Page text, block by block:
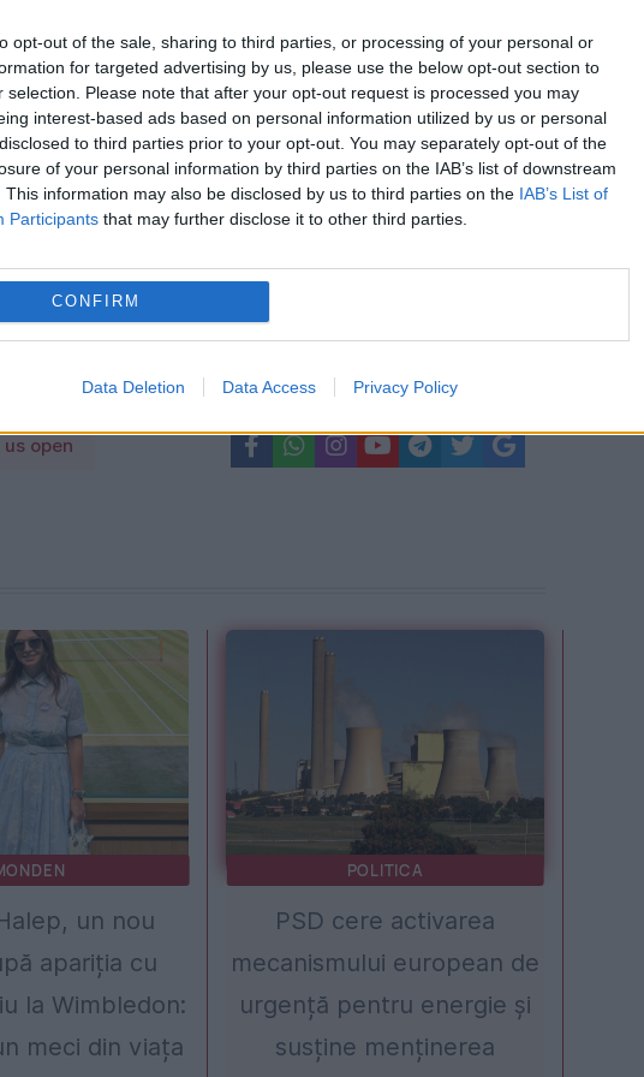
opt-out of the sale, sharing to third parties, or processing of your personal or
for targeted advertising by us, please use the below opt-out section to
selection. Please note that after your opt-out request is processed you may
interest-based ads based on personal information utilized by us or personal
to third parties prior to your opt-out. You may separately opt-out of the
of your personal information by third parties on the IAB’s list of downstream
This information may also be disclosed by us to third parties on the IAB’s List of
Participants that may further disclose it to other third parties.
CONFIRM
Data Deletion Data Access Privacy Policy
situația fiscală în doar câteva minute
pentru piața de energie electrică.
orele 19:00 și 23:00 dacă apar deficite în
us open
un nou
apariția cu
la Wimbledon:
meci din viața
POLITICA
PSD cere activarea
mecanismului european de
urgență pentru energie și
susține menținerea